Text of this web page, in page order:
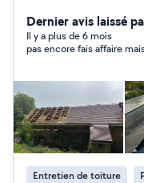
Dernier avis laissé
Il y a plus de 6 mois
pas encore fais affaire
Entretien de toiture